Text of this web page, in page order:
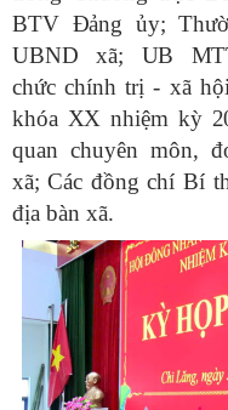
BTV Đảng ủy;
UBND xã; UB
chức chính trị - xã
khóa XX nhiệm kỳ
quan chuyên môn,
xã;Các đồng chí Bí
địa bàn xã.